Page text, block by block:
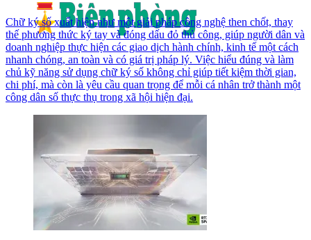
Chữ ký số xuất hiện như một giải pháp công nghệ then chốt, thay
thế phương thức ký tay và đóng dấu đỏ thủ công, giúp người dân và
doanh nghiệp thực hiện các giao dịch hành chính, kinh tế một cách
nhanh chóng, an toàn và có giá trị pháp lý. Việc hiểu đúng và làm
chủ kỹ năng sử dụng chữ ký số không chỉ giúp tiết kiệm thời gian,
chi phí, mà còn là yêu cầu quan trọng để mỗi cá nhân trở thành một
công dân số thực thụ trong xã hội hiện đại.